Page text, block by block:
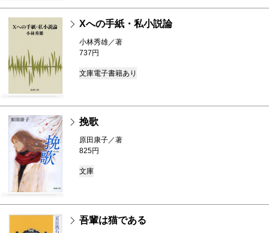
Xへの手紙・私小説論
小林秀雄／著
737円
文庫電子書籍あり
挽歌
原田康子／著
825円
文庫
吾輩は猫である